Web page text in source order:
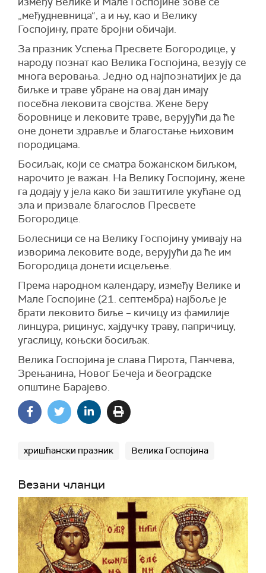
„међудневница“, а и њу, као и Велику
Госпојину, прате бројни обичаји.
За празник Успења Пресвете Богородице, у
народу познат као Велика Госпојина, везују се
многа веровања. Једно од најпознатијих је да
биљке и траве убране на овај дан имају
посебна лековита својства. Жене беру
боровнице и лековите траве, верујући да ће
оне донети здравље и благостање њиховим
породицама.
Босиљак, који се сматра божанском биљком,
нарочито је важан. На Велику Госпојину, жене
га додају у јела како би заштитиле укућане од
зла и призвале благослов Пресвете
Богородице.
Болесници се на Велику Госпојину умивају на
изворима лековите воде, верујући да ће им
Богородица донети исцељење.
Према народном календару, између Велике и
Мале Госпојине (21. септембра) најбоље је
брати лековито биље – кичицу из фамилије
линцура, рицинус, хајдучку траву, папричицу,
угаслицу, коњски босиљак.
Велика Госпојина је слава Пирота, Панчева,
Зрењанина, Новог Бечеја и београдске
општине Барајево.
хришћански празник Велика Госпојина
Везани чланци